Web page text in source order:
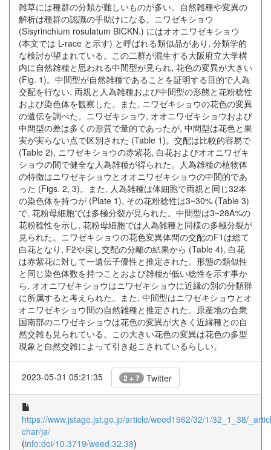
雑草には種群の分類が難しいものが多い。自然雑種や変異の
解析は種群の認識の手助けになる。ニワゼキショウ
(Sisyrinchium rosulatum BICKN.) にはオオニワゼキショウ
(本文では L-race と示す) と呼ばれる類似品があり, 分類学的
な検討が望まれている。この二群が混生する大阪府立大学構
内に自然雑種と思われる中間型が見られ, 花色の変異が大きい
(Fig. 1)。中間型が自然雑種であることを証明する目的で人為
交配を行ない, 両親と人為雑種および中間型の形態と花粉稔性
および染色体を観察した。また, ニワゼキショウの花色の変異
の遺伝を調べた。ニワゼキショウ, オオニワゼキショウおよび
中間型の差は多くの形質で量的であったが, 中間型は花色と果
実が実らない点で区別された (Table 1)。交配は比較的容易で
(Table 2), ニワゼキショウの赤紫花, 白花およびオオニワゼキ
ショウの間で健全な人為雑種が得られた。人為雑種の植物体
の特徴はニワゼキショウとオオニワゼキショウの中間的であ
った (Figs. 2, 3)。また, 人為雑種は体細胞で両親と同じ32本
の染色体を持つが (Plate 1), その花粉稔性は3~30% (Table 3)
で, 花粉母細胞では多極分裂が見られた。中間型は3~28A%の
花粉稔性を示し, 花粉母細胞では人為雑種と同様の多極分裂が
見られた。ニワゼキショウの花色変異体間の交配のF1は総て
白花となり, F2や戻し交配の分離の結果から (Table 4), 白花
は赤紫花に対して一遺伝子優性と推定された。形態の類似性
と同じ染色体数を持つことおよび雑種が低い稔性を示す事か
ら, オオニワゼキショウはニワゼキショウに近縁の別の分類群
に所属すると考えられた。また, 中間型はニワゼキショウとオ
オニワゼキショウ間の自然雑種と推定された。原産地の合衆
国南部のニワゼキショウは花色の変異が大きく近縁種との自
然交雑も見られている。この大きい花色の変異は花色の多型
現象と自然交雑によって引き起こされているらしい。
2023-05-31 05:21:35 2 + 7 Twitter
https://www.jstage.jst.go.jp/article/weed1962/32/1/32_1_38/
char/ja/
(info:doi/10.3719/weed.32.38)